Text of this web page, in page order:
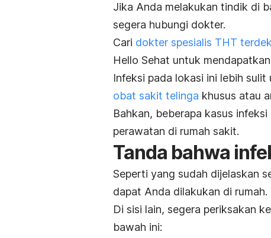
Jika Anda melakukan tindik di
segera hubungi dokter.
Cari dokter spesialis THT
Hello Sehat untuk
Infeksi pada lokasi ini lebih
obat sakit telinga khusus atau
Bahkan, beberapa kasus
perawatan di rumah sakit.
Tanda bahwa
Seperti yang sudah dijelaskan
dapat Anda dilakukan di rumah.
Di sisi lain, segera periksakan
bawah ini: